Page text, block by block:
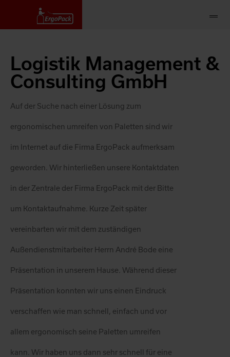
Logistik Management &
Consulting GmbH
Auf der Suche nach einer Lösung zum
ergonomischen umreifen von Paletten sind wir
im Internet auf die Firma ErgoPack aufmerksam
geworden. Wir hinterließen unsere Kontaktdaten
in der Zentrale der Firma ErgoPack mit der Bitte
um Kontaktaufnahme. Kurze Zeit später
vereinbarten wir mit dem zuständigen
Außendienstmitarbeiter Herrn André Bode eine
Präsentation in unserem Hause. Während dieser
Präsentation konnten wir uns einen Eindruck
verschaffen wie man schnell, einfach und vor
allem ergonomisch seine Paletten umreifen
kann. Wir haben uns dann sehr schnell für eine